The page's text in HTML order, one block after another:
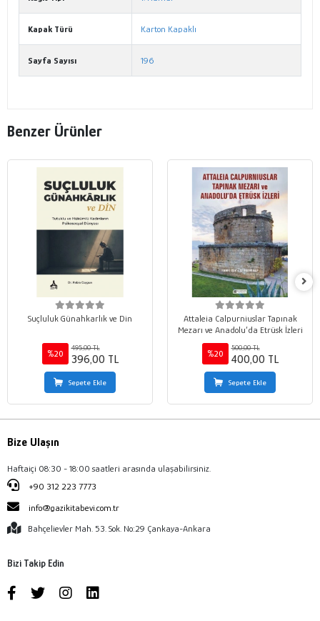
Kapak Türü Karton Kapaklı
Sayfa Sayısı 196
Benzer Ürünler
Suçluluk Günahkarlık ve Din
%20
495,00 TL
396,00 TL
Sepete Ekle
Attaleia Calpurniuslar Tapınak
Mezarı ve Anadolu’da Etrüsk İzleri
%20
500,00 TL
400,00 TL
Sepete Ekle
Bize Ulaşın
Haftaiçi 08:30 - 18:00 saatleri arasında ulaşabilirsiniz.
+90 312 223 7773
info@gazikitabevi.com.tr
Bahçelievler Mah. 53. Sok. No:29 Çankaya-Ankara
Bizi Takip Edin